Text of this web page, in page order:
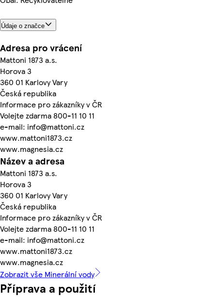
Údaje o značce
Adresa pro vrácení
Mattoni 1873 a.s.
Horova 3
360 01 Karlovy Vary
Česká republika
Informace pro zákazníky v ČR
Volejte zdarma 800-11 10 11
e-mail: info@mattoni.cz
www.mattoni1873.cz
www.magnesia.cz
Název a adresa
Mattoni 1873 a.s.
Horova 3
360 01 Karlovy Vary
Česká republika
Informace pro zákazníky v ČR
Volejte zdarma 800-11 10 11
e-mail: info@mattoni.cz
www.mattoni1873.cz
www.magnesia.cz
Zobrazit vše Minerální vody
Příprava a použití